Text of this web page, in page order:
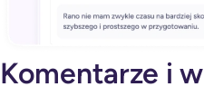
Komentarze i